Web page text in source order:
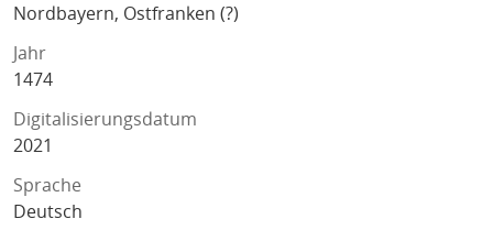
Nordbayern, Ostfranken (?)
Jahr
1474
Digitalisierungsdatum
2021
Sprache
Deutsch